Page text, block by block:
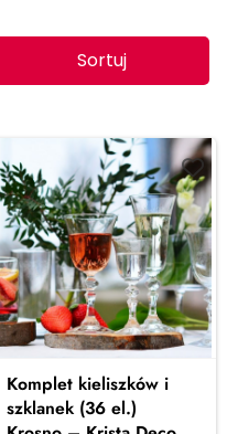
Sortuj
Komplet kieliszków i
szklanek (36 el.)